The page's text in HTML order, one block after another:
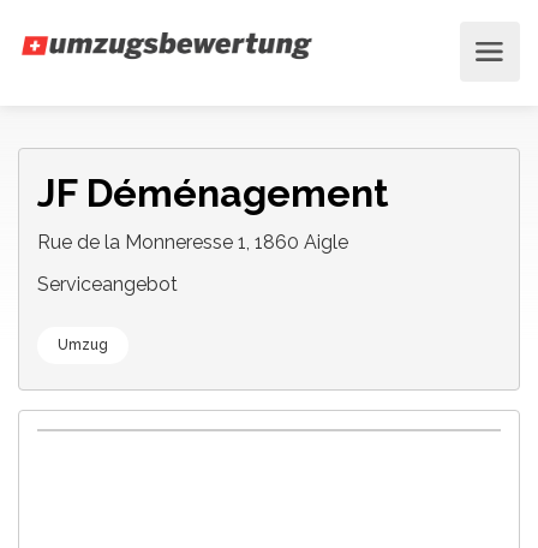
JF Déménagement
Rue de la Monneresse 1, 1860 Aigle
Serviceangebot
Umzug